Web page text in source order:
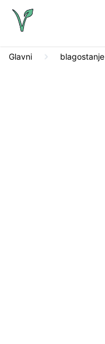
Glavni blagostanje